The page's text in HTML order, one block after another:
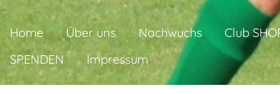
Home Über uns Nachwuchs Club
SPENDEN
Impressum